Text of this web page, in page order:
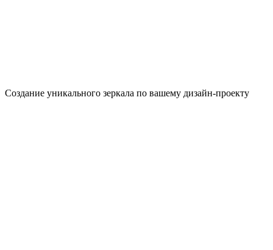
Создание уникального зеркала по вашему дизайн-проекту